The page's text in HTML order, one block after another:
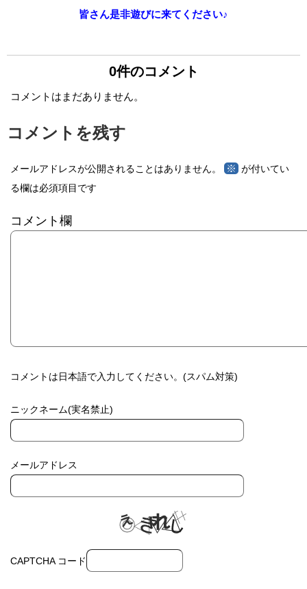
皆さん是非遊びに来てください♪
0件のコメント
コメントはまだありません。
コメントを残す
メールアドレスが公開されることはありません。 ※ が付いてい
る欄は必須項目です
コメント欄
コメントは日本語で入力してください。(スパム対策)
ニックネーム(実名禁止)
メールアドレス
CAPTCHA コード